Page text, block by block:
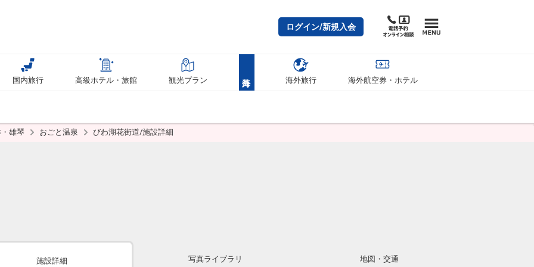
ログイン/新規入会
国内旅行 高級ホテル・旅館 観光プラン 海外旅行 海外航空券・ホテル
雄琴 おごと温泉 びわ湖花街道/施設詳細
施設詳細 写真ライブラリ 地図・交通